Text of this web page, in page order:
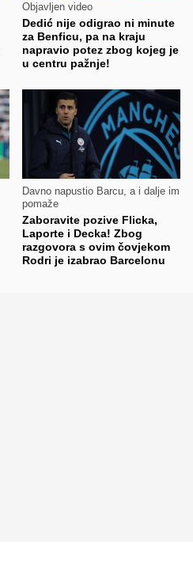
Objavljen video
Dedić nije odigrao ni minute
za Benficu, pa na kraju
napravio potez zbog kojeg je
u centru pažnje!
Davno napustio Barcu, a i dalje im
pomaže
Zaboravite pozive Flicka,
Laporte i Decka! Zbog
razgovora s ovim čovjekom
Rodri je izabrao Barcelonu